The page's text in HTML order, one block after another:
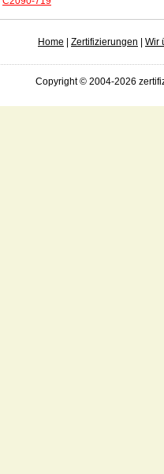
Home Zertifizierungen Wir
Copyright © 2004-2026